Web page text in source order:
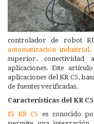
controlador de robot
automatización industrial,
superior, conectividad
aplicaciones. Este
aplicaciones del KR C5,
de fuentes verificadas.
Características del KR C5
El KR C5 es conocido